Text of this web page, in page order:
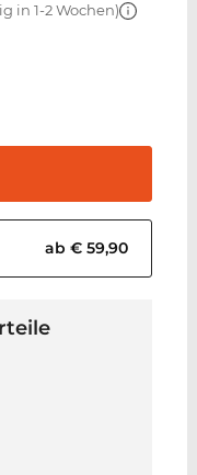
in 1-2 Wochen)
ab € 59,90